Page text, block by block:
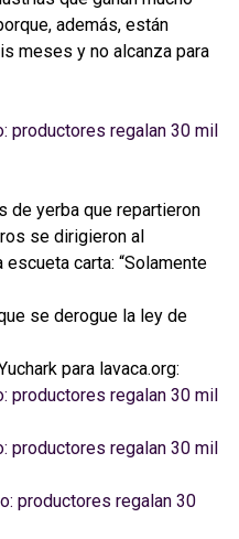
además, están
meses y no alcanza para
de yerba que repartieron
se dirigieron al
carta: “Solamente
se derogue la ley de
para lavaca.org: